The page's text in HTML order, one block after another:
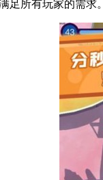
足所有玩家的需求。